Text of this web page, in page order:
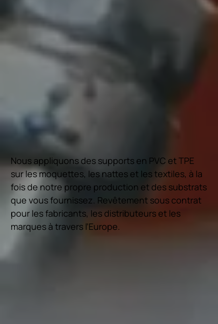
Nous appliquons des supports en PVC et TPE
sur les moquettes, les nattes et les textiles, à la
fois de notre propre production et des substrats
que vous fournissez. Revêtement sous contrat
pour les fabricants, les distributeurs et les
marques à travers l’Europe.